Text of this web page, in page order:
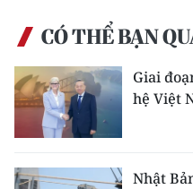
Infographic
TIN MỚI
TIN ĐỊA PHƯƠNG
Trung du và miền núi
CÓ THỂ BẠN
Giai
hệ Việt
Nhật